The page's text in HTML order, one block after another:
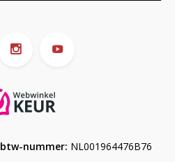
btw-nummer: NL001964476B76